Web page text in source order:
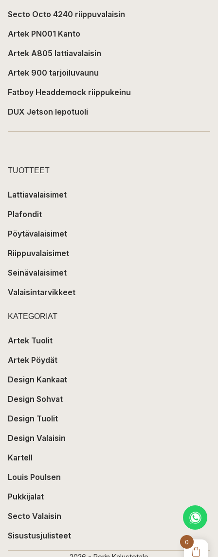
0
Secto Octo 4240 riippuvalaisin
Artek PN001 Kanto
Artek A805 lattiavalaisin
Artek 900 tarjoiluvaunu
Fatboy Headdemock riippukeinu
DUX Jetson lepotuoli
TUOTTEET
Lattiavalaisimet
Plafondit
Pöytävalaisimet
Riippuvalaisimet
Seinävalaisimet
Valaisintarvikkeet
KATEGORIAT
Artek Tuolit
Artek Pöydät
Design Kankaat
Design Sohvat
Design Tuolit
Design Valaisin
Kartell
Louis Poulsen
Pukkijalat
Secto Valaisin
Sisustusjulisteet